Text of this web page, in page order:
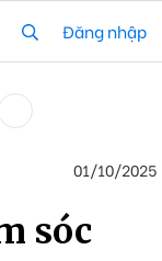
Đăng nhập
01/10/2025
sóc